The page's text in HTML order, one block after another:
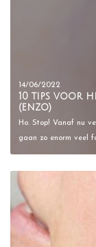
14/06/2022
10 tips voor
(enzo)
Ho. Stop! Vanaf nu
gaan zo enorm veel